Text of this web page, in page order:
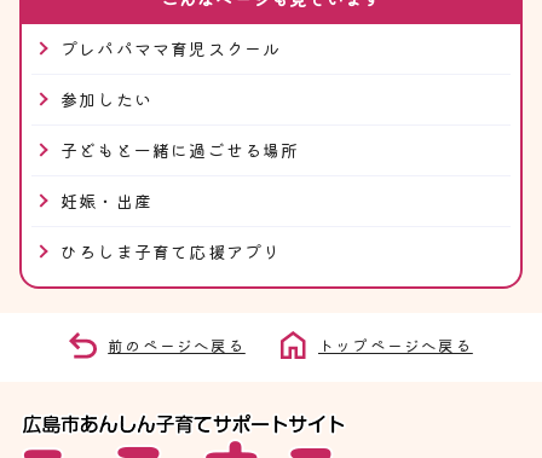
プレパパママ育児スクール
参加したい
子どもと一緒に過ごせる場所
妊娠・出産
ひろしま子育て応援アプリ
前のページへ戻る トップページへ戻る